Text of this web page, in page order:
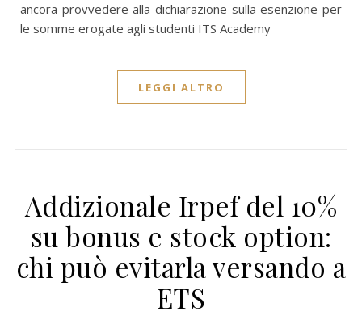
ancora provvedere alla dichiarazione sulla esenzione per
le somme erogate agli studenti ITS Academy
LEGGI ALTRO
Addizionale Irpef del 10%
su bonus e stock option:
chi può evitarla versando a
ETS